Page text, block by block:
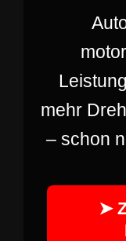
mehr
– schon
➤